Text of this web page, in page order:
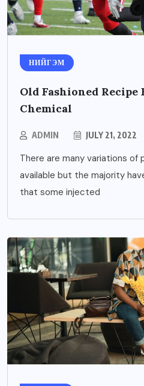
НИЙГЭМ
Old Fashioned
Chemical
ADMIN JULY 21, 2022
There are many variations of
available but the majority
that some injected